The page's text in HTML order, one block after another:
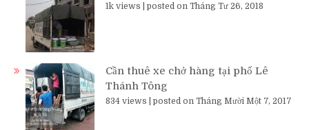
1k views posted on Tháng Tư 26, 2018
Cần thuê xe chở hàng tại phố Lê
Thánh Tông
834 views posted on Tháng Mười Một 7, 2017